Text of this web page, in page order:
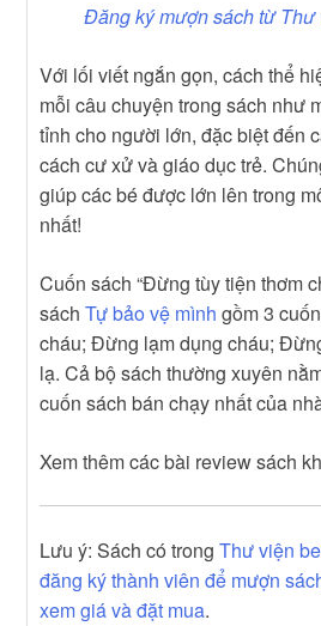
Đăng ký mượn sách từ Thư
Với lối viết ngắn gọn, cách thể
mỗi câu chuyện trong sách như
tỉnh cho người lớn, đặc biệt đến
cách cư xử và giáo dục trẻ.
giúp các bé được lớn lên trong
nhất!
Cuốn sách “Đừng tùy tiện thơm
sáchTự bảo vệ mình gồm 3
cháu; Đừng lạm dụng cháu;
lạ. Cả bộ sách thường xuyên
cuốn sách bán chạy nhất của
Xem thêm các bài review sách
Lưu ý: Sách có trongThư viện
đăng ký thành viên để mượn
xem giá và đặt mua.